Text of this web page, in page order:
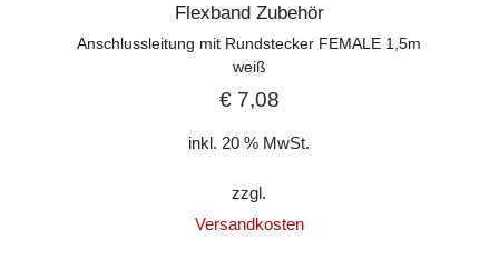
Flexband Zubehör
Anschlussleitung mit Rundstecker FEMALE 1,5m
weiß
€7,08
inkl. 20 % MwSt.
zzgl.
Versandkosten